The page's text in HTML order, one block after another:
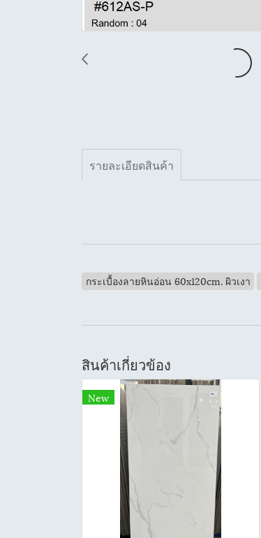
รายละเอียดสินค้า
กระเบื้องลายหินอ่อน 60x120cm. ผิวเงา
สินค้าเกี่ยวข้อง
New